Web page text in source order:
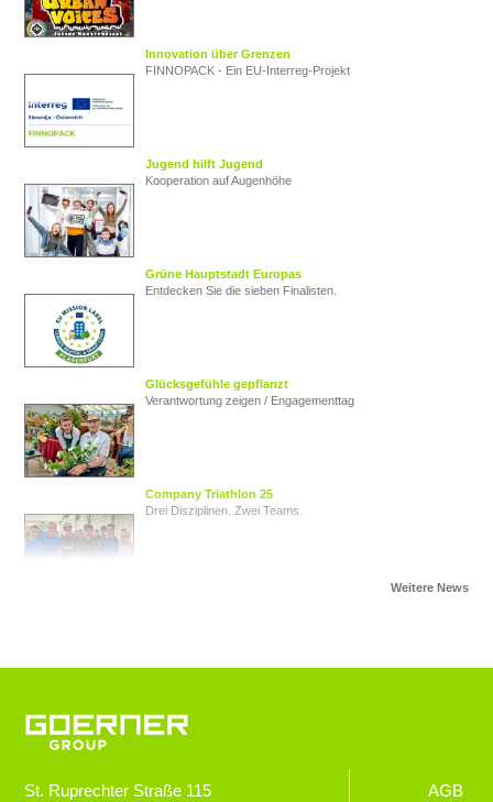
Innovation über Grenzen
FINNOPACK - Ein EU‑Interreg‑Projekt
Jugend hilft Jugend
Kooperation auf Augenhöhe
Grüne Hauptstadt Europas
Entdecken Sie die sieben Finalisten.
Glücksgefühle gepflanzt
Verantwortung zeigen / Engagementtag
Company Triathlon 25
Drei Disziplinen. Zwei Teams.
Jugendliche im Blick
Goerner Group unterstützt JUNO
St. Ruprechter Straße 115 AGB